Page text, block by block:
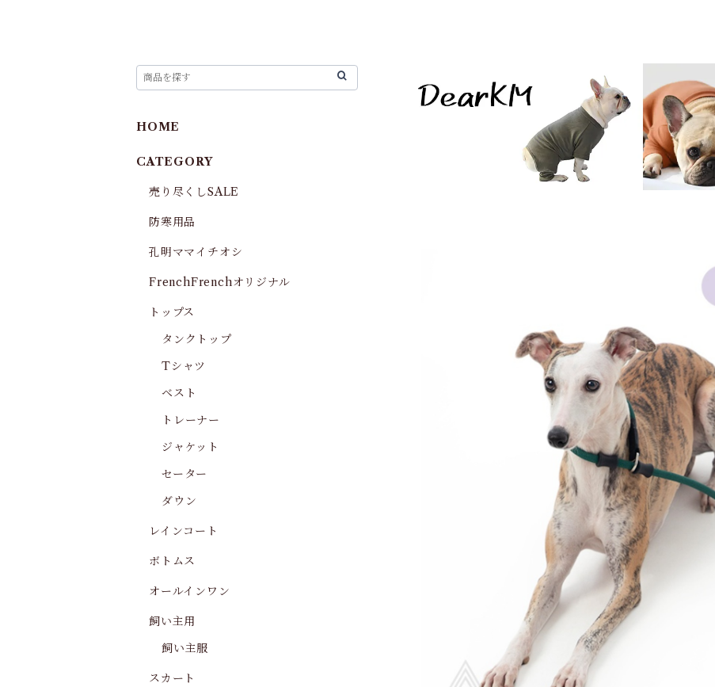
HOME
CATEGORY
売り尽くしSALE
防寒用品
孔明ママイチオシ
FrenchFrenchオリジナル
トップス
タンクトップ
Tシャツ
ベスト
トレーナー
ジャケット
セーター
ダウン
レインコート
ボトムス
オールインワン
飼い主用
飼い主服
スカート